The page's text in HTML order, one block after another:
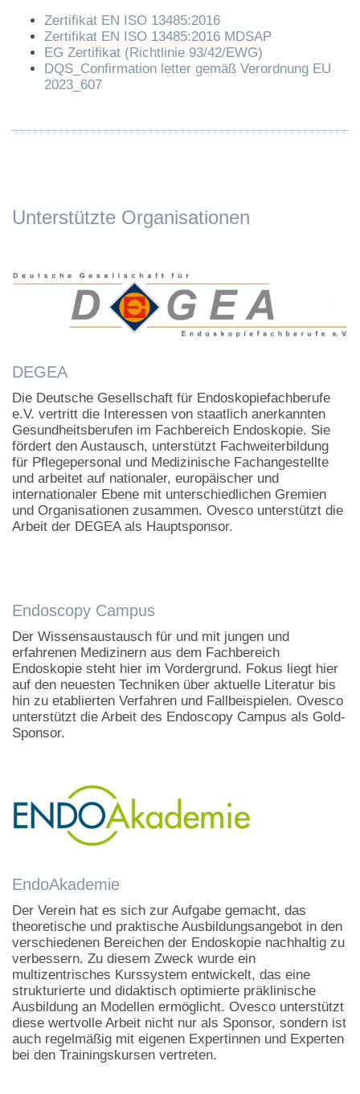
Zertifikat EN ISO 13485:2016
Zertifikat EN ISO 13485:2016 MDSAP
EG Zertifikat (Richtlinie 93/42/EWG)
DQS_Confirmation letter gemäß Verordnung EU
2023_607
Unterstützte Organisationen
DEGEA
Die Deutsche Gesellschaft für Endoskopiefachberufe
e.V. vertritt die Interessen von staatlich anerkannten
Gesundheitsberufen im Fachbereich Endoskopie. Sie
fördert den Austausch, unterstützt Fachweiterbildung
für Pflegepersonal und Medizinische Fachangestellte
und arbeitet auf nationaler, europäischer und
internationaler Ebene mit unterschiedlichen Gremien
und Organisationen zusammen. Ovesco unterstützt die
Arbeit der DEGEA als Hauptsponsor.
Endoscopy Campus
Der Wissensaustausch für und mit jungen und
erfahrenen Medizinern aus dem Fachbereich
Endoskopie steht hier im Vordergrund. Fokus liegt hier
auf den neuesten Techniken über aktuelle Literatur bis
hin zu etablierten Verfahren und Fallbeispielen. Ovesco
unterstützt die Arbeit des Endoscopy Campus als Gold-
Sponsor.
EndoAkademie
Der Verein hat es sich zur Aufgabe gemacht, das
theoretische und praktische Ausbildungsangebot in den
verschiedenen Bereichen der Endoskopie nachhaltig zu
verbessern. Zu diesem Zweck wurde ein
multizentrisches Kurssystem entwickelt, das eine
strukturierte und didaktisch optimierte präklinische
Ausbildung an Modellen ermöglicht. Ovesco unterstützt
diese wertvolle Arbeit nicht nur als Sponsor, sondern ist
auch regelmäßig mit eigenen Expertinnen und Experten
bei den Trainingskursen vertreten.